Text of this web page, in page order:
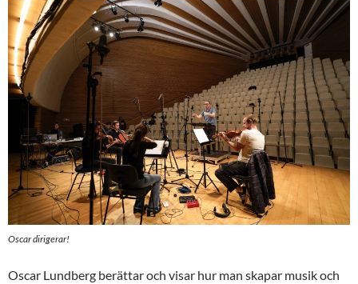
Oscar dirigerar!
Oscar Lundberg berättar och visar hur man skapar musik och